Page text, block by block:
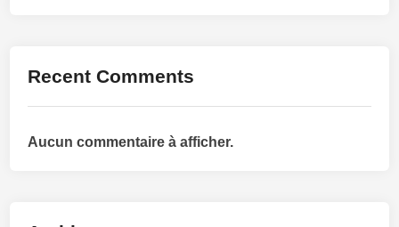
Recent Comments
Aucun commentaire à afficher.